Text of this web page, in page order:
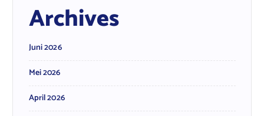
Archives
Juni 2026
Mei 2026
April 2026